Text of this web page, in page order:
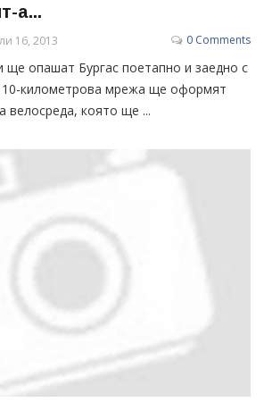
а...
16, 2013 0 Comments
опашат Бургас поетапно и заедно с
10-километрова мрежа ще оформят
велосреда, която ще ...